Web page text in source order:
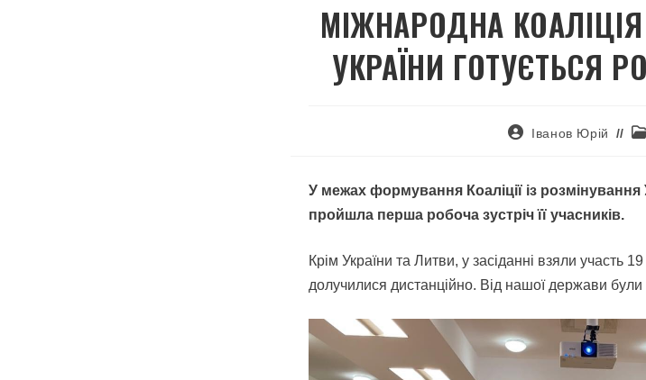
МІЖНАРОДНА
УКРАЇНИ ГОТУЄТЬСЯ
Іванов Юрій
У межах формування Коаліції із розмінування
пройшла перша робоча зустріч її учасників.
Крім України та Литви, у засіданні взяли участь
долучилися дистанційно. Від нашої держави